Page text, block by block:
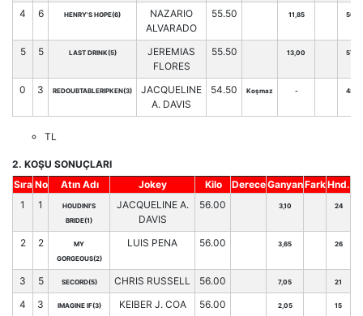
4 6 HENRY'S HOPE(6)
NAZARIO
ALVARADO
55.50 11,85 56
5 5 LAST DRINK(5)
JEREMIAS
FLORES
55.50 13,00 57
0 3 REDOUBTABLERIPKEN(3)
JACQUELINE
A. DAVIS
54.50 Koşmaz - 48
TL
2. KOŞU SONUÇLARI
Sıra No Atın Adı Jokey Kilo DereceGanyanFarkHnd.
1
1
HOUDINI'S
BRIDE(1)
JACQUELINE A.
DAVIS
56.00 3,10 24
2 2
MY
GORGEOUS(2)
LUIS PENA 56.00 3,65 26
3 5 SECORD(5) CHRIS RUSSELL 56.00 7,05 21
4 3 IMAGINE IF(3) KEIBER J. COA 56.00 2,05 15